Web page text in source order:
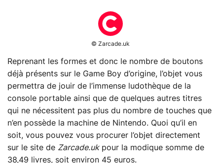
© Zarcade.uk
Reprenant les formes et donc le nombre de boutons
déjà présents sur le Game Boy d’origine, l’objet vous
permettra de jouir de l’immense ludothèque de la
console portable ainsi que de quelques autres titres
qui ne nécessitent pas plus du nombre de touches que
n’en possède la machine de Nintendo. Quoi qu’il en
soit, vous pouvez vous procurer l’objet directement
sur le site de Zarcade.ukpour la modique somme de
38,49 livres, soit environ 45 euros.